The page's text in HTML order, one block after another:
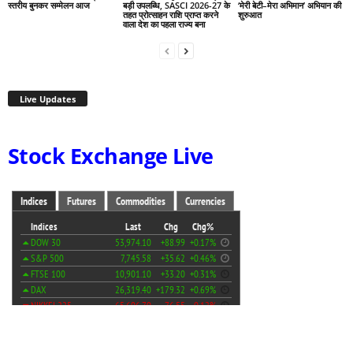
स्तरीय बुनकर सम्मेलन आज
बड़ी उपलब्धि, SASCI 2026-27 के
तहत प्रोत्साहन राशि प्राप्त करने
वाला देश का पहला राज्य बना
‘मेरी बेटी–मेरा अभिमान’ अभियान की
शुरुआत
Live Updates
Stock Exchange Live